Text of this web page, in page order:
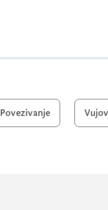
Povezivanje